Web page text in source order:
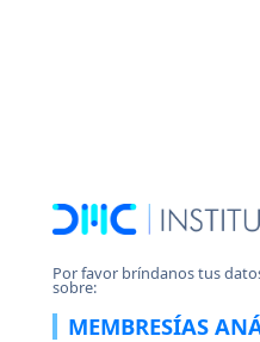
Por favor bríndanos tus
sobre:
MEMBRESÍAS